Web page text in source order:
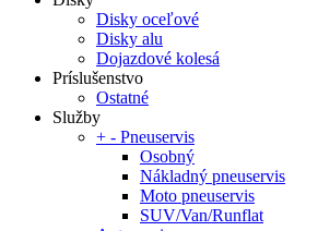
Disky oceľové
Disky alu
Dojazdové kolesá
Príslušenstvo
Ostatné
Služby
+ - Pneuservis
Osobný
Nákladný pneuservis
Moto pneuservis
SUV/Van/Runflat